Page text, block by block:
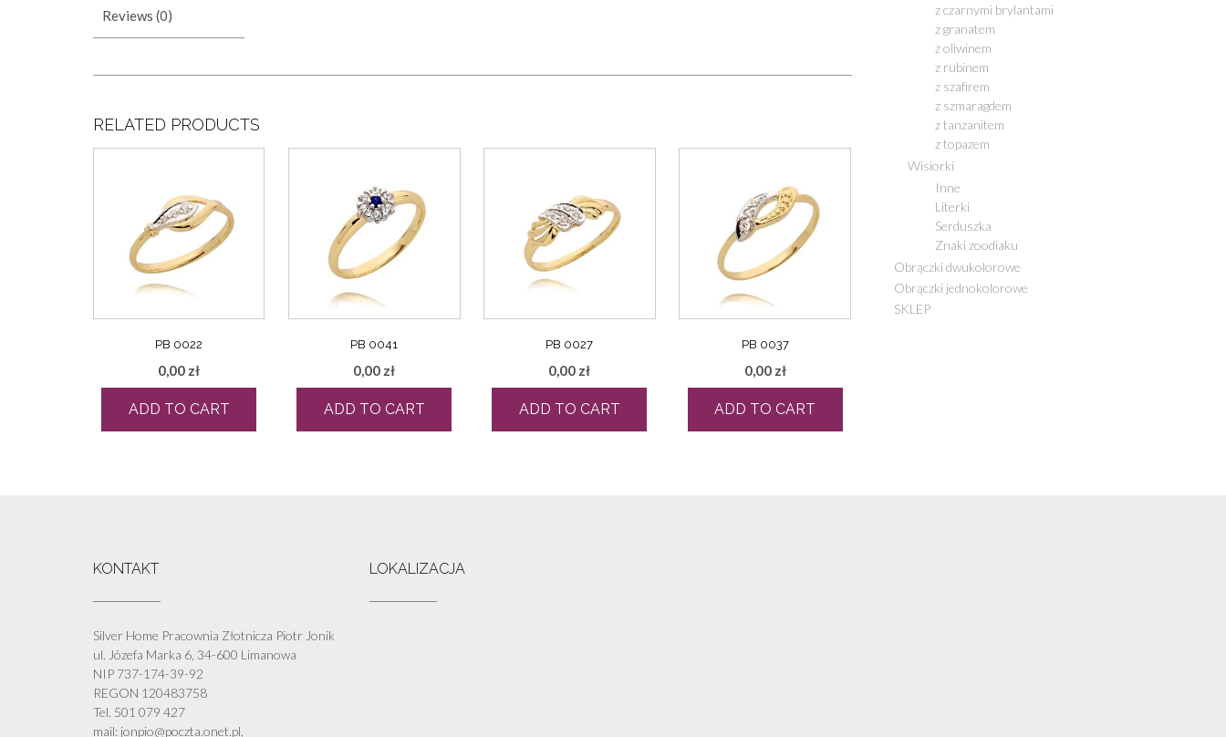
Reviews (0)
RELATED PRODUCTS
PB 0022
0,00 zł
ADD TO CART
PB 0041
0,00 zł
ADD TO CART
PB 0027
0,00 zł
ADD TO CART
PB 0037
0,00 zł
ADD TO CART
z czarnymi brylantami
z granatem
z oliwinem
z rubinem
z szafirem
z szmaragdem
z tanzanitem
z topazem
Wisiorki
Inne
Literki
Serduszka
Znaki zoodiaku
Obrączki dwukolorowe
Obrączki jednokolorowe
SKLEP
KONTAKT
Silver Home Pracownia Złotnicza Piotr Jonik
ul. Józefa Marka 6, 34-600 Limanowa
NIP 737-174-39-92
REGON 120483758
Tel. 501 079 427
mail: jonpio@poczta.onet.pl,
LOKALIZACJA